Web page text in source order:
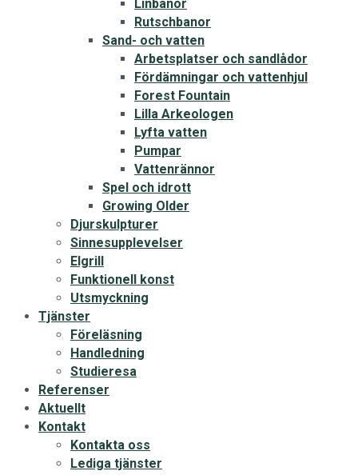
Linbanor
Rutschbanor
Sand- och vatten
Arbetsplatser och sandlådor
Fördämningar och vattenhjul
Forest Fountain
Lilla Arkeologen
Lyfta vatten
Pumpar
Vattenrännor
Spel och idrott
Growing Older
Djurskulpturer
Sinnesupplevelser
Elgrill
Funktionell konst
Utsmyckning
Tjänster
Föreläsning
Handledning
Studieresa
Referenser
Aktuellt
Kontakt
Kontakta oss
Lediga tjänster